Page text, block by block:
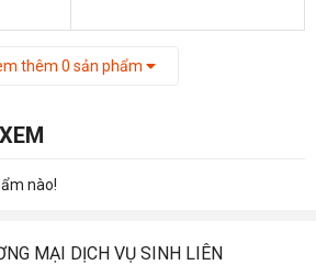
thêm 0 sản phẩm
nào!
MẠI DỊCH VỤ SINH LIÊN